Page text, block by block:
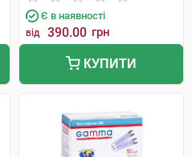
Є в наявності
від 390.00 грн
КУПИТИ